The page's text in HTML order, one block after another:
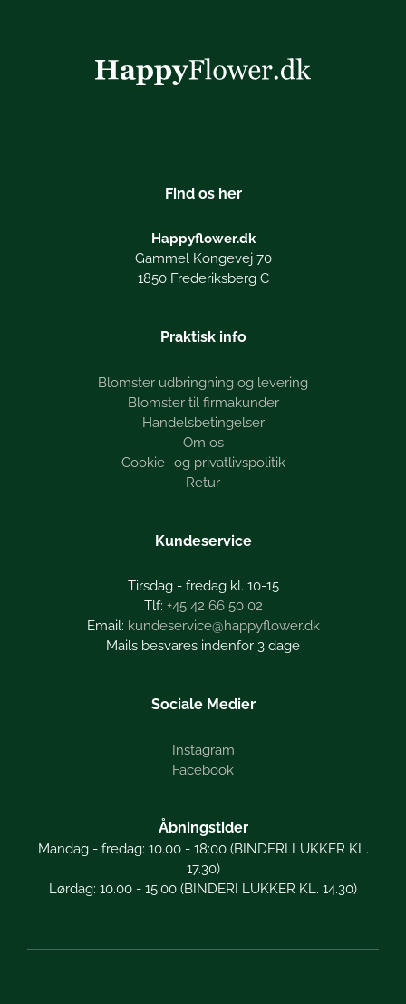
Find os her
Happyflower.dk
Gammel Kongevej 70
1850 Frederiksberg C
Praktisk info
Blomster udbringning og levering
Blomster til firmakunder
Handelsbetingelser
Om os
Cookie- og privatlivspolitik
Retur
Kundeservice
Tirsdag - fredag kl. 10-15
+45 42 66 50 02
kundeservice@happyflower.dk
Mails besvares indenfor 3 dage
Sociale Medier
Instagram
Facebook
Åbningstider
Mandag - fredag: 10.00 - 18:00 (BINDERI LUKKER KL.
17.30)
Lørdag: 10.00 - 15:00 (BINDERI LUKKER KL. 14.30)